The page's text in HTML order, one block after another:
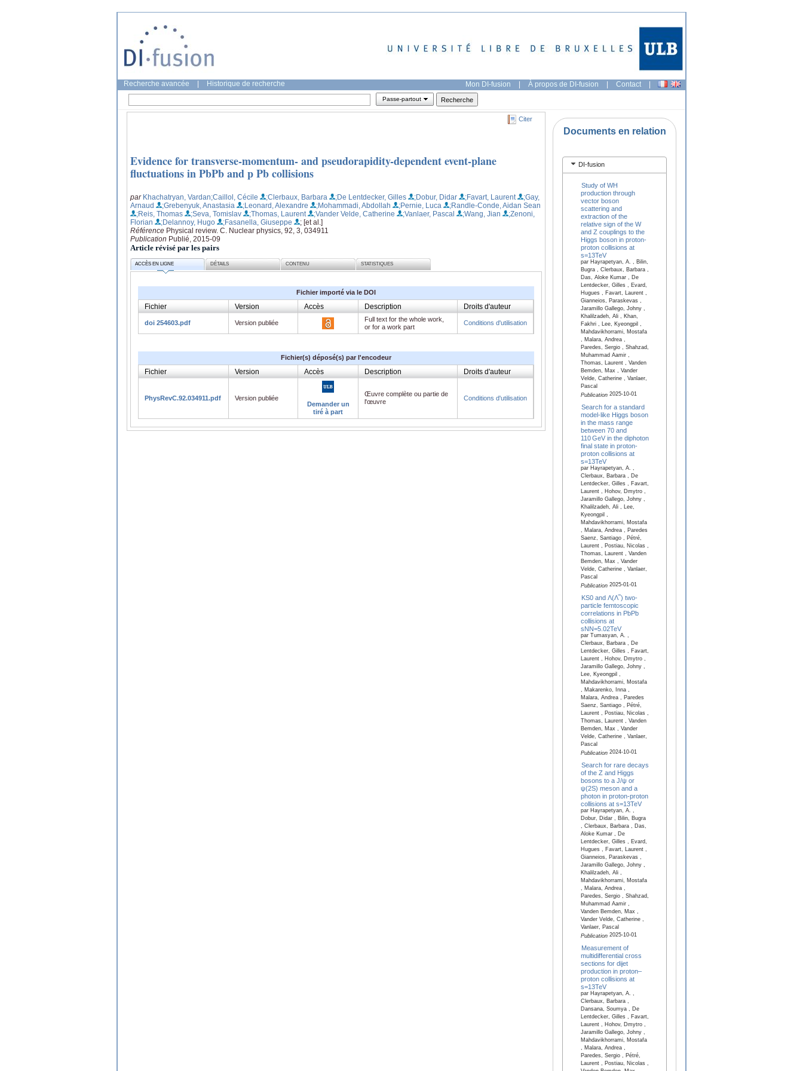
Recherche avancée Historique de recherche Mon DI-fusion | À propos de DI-fusion | Contact |
Passe-partout
Citer
Evidence for transverse-momentum- and pseudorapidity-dependent event-plane
fluctuations in PbPb and p Pb collisions
par Khachatryan, Vardan;Caillol, Cécile ;Clerbaux, Barbara ;De Lentdecker, Gilles ;Dobur, Didar ;Favart, Laurent
;Gay,
Arnaud
;Grebenyuk, Anastasia ;Leonard, Alexandre ;Mohammadi, Abdollah ;Pernie, Luca
;Randle-Conde, Aidan Sean
;Reis, Thomas
;Seva, Tomislav ;Thomas, Laurent ;Vander Velde, Catherine ;Vanlaer, Pascal ;Wang, Jian
;Zenoni,
Florian
;Delannoy, Hugo ;Fasanella, Giuseppe
; [et al.]
Référence Physical review. C. Nuclear physics, 92, 3, 034911
Publication Publié, 2015-09
Article révisé par les pairs
ACCÈS EN LIGNE DÉTAILS CONTENU STATISTIQUES
Fichier importé via le DOI
Fichier Version Accès Description Droits d'auteur
doi 254603.pdf Version publiée
Full text for the whole work,
or for a work part
Conditions d'utilisation
Fichier(s) déposé(s) par l'encodeur
Fichier Version Accès Description Droits d'auteur
PhysRevC.92.034911.pdf
Version publiée
Demander un
tiré à part
Œuvre complète ou partie de
l'œuvre
Conditions d'utilisation
Documents en relation
DI-fusion
Study of WH
production through
vector boson
scattering and
extraction of the
relative sign of the W
and Z couplings to the
Higgs boson in proton-
proton collisions at
s=13TeV
par Hayrapetyan, A. , Bilin,
Bugra , Clerbaux, Barbara ,
Das, Aloke Kumar , De
Lentdecker, Gilles , Evard,
Hugues , Favart, Laurent ,
Gianneios, Paraskevas ,
Jaramillo Gallego, Johny ,
Khalilzadeh, Ali , Khan,
Fakhri , Lee, Kyeongpil ,
Mahdavikhorrami, Mostafa
, Malara, Andrea ,
Paredes, Sergio , Shahzad,
Muhammad Aamir ,
Thomas, Laurent , Vanden
Bemden, Max , Vander
Velde, Catherine , Vanlaer,
Pascal
Publication2025-10-01
Search for a standard
model-like Higgs boson
in the mass range
between 70 and
110 GeV in the diphoton
final state in proton-
proton collisions at
s=13TeV
par Hayrapetyan, A. ,
Clerbaux, Barbara , De
Lentdecker, Gilles , Favart,
Laurent , Hohov, Dmytro ,
Jaramillo Gallego, Johny ,
Khalilzadeh, Ali , Lee,
Kyeongpil ,
Mahdavikhorrami, Mostafa
, Malara, Andrea , Paredes
Saenz, Santiago , Pétré,
Laurent , Postiau, Nicolas ,
Thomas, Laurent , Vanden
Bemden, Max , Vander
Velde, Catherine , Vanlaer,
Pascal
Publication2025-01-01
KS0 and Λ(Λ‾) two-
particle femtoscopic
correlations in PbPb
collisions at
sNN=5.02TeV
par Tumasyan, A. ,
Clerbaux, Barbara , De
Lentdecker, Gilles , Favart,
Laurent , Hohov, Dmytro ,
Jaramillo Gallego, Johny ,
Lee, Kyeongpil ,
Mahdavikhorrami, Mostafa
, Makarenko, Inna ,
Malara, Andrea , Paredes
Saenz, Santiago , Pétré,
Laurent , Postiau, Nicolas ,
Thomas, Laurent , Vanden
Bemden, Max , Vander
Velde, Catherine , Vanlaer,
Pascal
Publication2024-10-01
Search for rare decays
of the Z and Higgs
bosons to a J/ψ or
ψ(2S) meson and a
photon in proton-proton
collisions at s=13TeV
par Hayrapetyan, A. ,
Dobur, Didar , Bilin, Bugra
, Clerbaux, Barbara , Das,
Aloke Kumar , De
Lentdecker, Gilles , Evard,
Hugues , Favart, Laurent ,
Gianneios, Paraskevas ,
Jaramillo Gallego, Johny ,
Khalilzadeh, Ali ,
Mahdavikhorrami, Mostafa
, Malara, Andrea ,
Paredes, Sergio , Shahzad,
Muhammad Aamir ,
Vanden Bemden, Max ,
Vander Velde, Catherine ,
Vanlaer, Pascal
Publication2025-10-01
Measurement of
multidifferential cross
sections for dijet
production in proton–
proton collisions at
s=13TeV
par Hayrapetyan, A. ,
Clerbaux, Barbara ,
Dansana, Soumya , De
Lentdecker, Gilles , Favart,
Laurent , Hohov, Dmytro ,
Jaramillo Gallego, Johny ,
Mahdavikhorrami, Mostafa
, Malara, Andrea ,
Paredes, Sergio , Pétré,
Laurent , Postiau, Nicolas ,